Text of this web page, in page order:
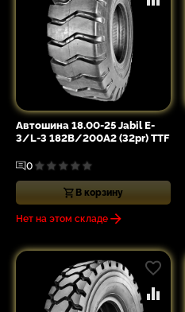
Автошина 18.00-25 Jabil E-
3/L-3 182B/200A2 (32pr) TTF
0
В корзину
Нет на этом складе